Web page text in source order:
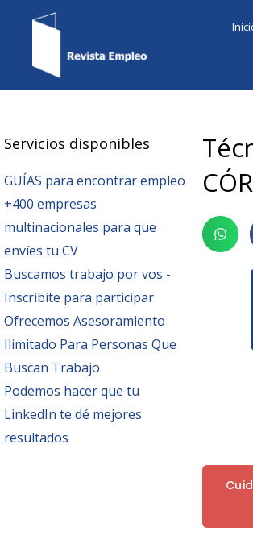
Servicios disponibles
GUÍAS para encontrar empleo
+400 empresas
multinacionales para que
envíes tu CV
Buscamos trabajo por vos -
Inscribite para participar
Ofrecemos Asesoramiento
Ilimitado Para Personas Que
Buscan Trabajo
Podemos hacer que tu
LinkedIn te dé mejores
resultados